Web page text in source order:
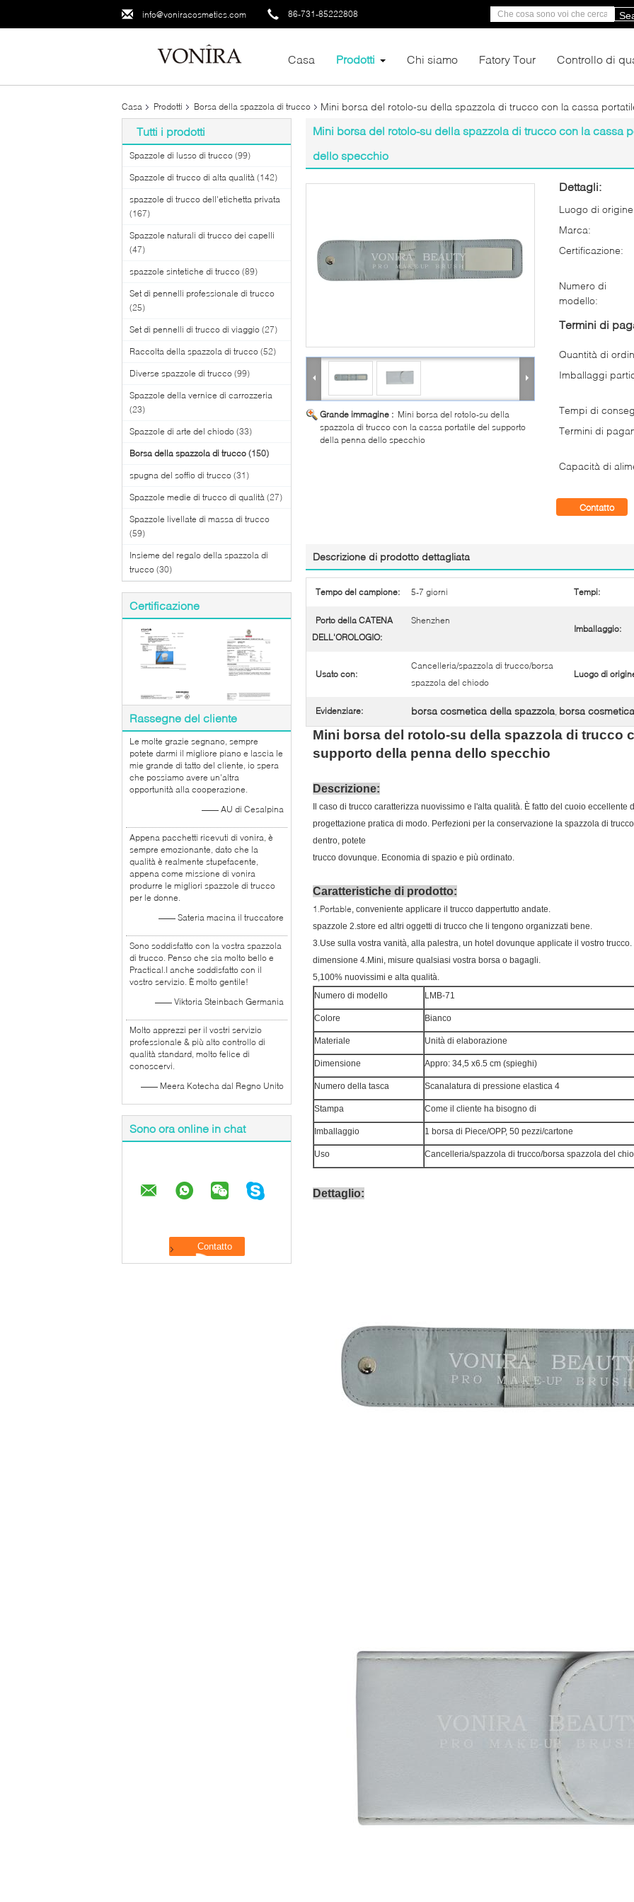
info@voniracosmetics.com 86-731-85222808
Casa Prodotti Chi siamo Fatory Tour Controllo di
Casa Prodotti Borsa della spazzola di trucco Mini borsa del rotolo-su della spazzola di trucco con la cassa
Tutti i prodotti
Spazzole di lusso di trucco (99)
Spazzole di trucco di alta qualità (142)
spazzole di trucco dell'etichetta privata
(167)
Spazzole naturali di trucco dei capelli
(47)
spazzole sintetiche di trucco (89)
Set di pennelli professionale di trucco
(25)
Set di pennelli di trucco di viaggio (27)
Raccolta della spazzola di trucco (52)
Diverse spazzole di trucco (99)
Spazzole della vernice di carrozzeria
(23)
Spazzole di arte del chiodo (33)
Borsa della spazzola di trucco (150)
spugna del soffio di trucco (31)
Spazzole medie di trucco di qualità (27)
Spazzole livellate di massa di trucco
(59)
Insieme del regalo della spazzola di
trucco (30)
Certificazione
Rassegne del cliente
Le molte grazie segnano, sempre
potete darmi il migliore piano e lascia le
mie grande di tatto del cliente, io spera
che possiamo avere un'altra
opportunità alla cooperazione.
—— AU di Cesalpina
Appena pacchetti ricevuti di vonira, è
sempre emozionante, dato che la
qualità è realmente stupefacente,
appena come missione di vonira
produrre le migliori spazzole di trucco
per le donne.
—— Sateria macina il truccatore
Sono soddisfatto con la vostra spazzola
di trucco. Penso che sia molto bello e
Practical.I anche soddisfatto con il
vostro servizio. È molto gentile!
—— Viktoria Steinbach Germania
Molto apprezzi per il vostri servizio
professionale & più alto controllo di
qualità standard, molto felice di
conoscervi.
—— Meera Kotecha dal Regno Unito
Sono ora online in chat
Mini borsa del rotolo-su della spazzola di trucco con la cassa
dello specchio
Grande immagine : Mini borsa del rotolo-su della
spazzola di trucco con la cassa portatile del supporto
della penna dello specchio
Dettagli:
Luogo di
Marca:
Certificazione:
Numero di
modello:
Termini di
Quantità di
Imballaggi
Tempi di
Termini di
Capacità di
Contatto
Descrizione di prodotto dettagliata
Tempo del campione: 5-7 giorni Tempi:
Porto della CATENA
DELL'OROLOGIO:
Shenzhen
Imballaggio:
Usato con:
Cancelleria/spazzola di trucco/borsa
spazzola del chiodo
Luogo di
Evidenziare: borsa cosmetica della spazzola, borsa
Mini borsa del rotolo-su della spazzola di trucco
supporto della penna dello specchio
Descrizione:
Il caso di trucco caratterizza nuovissimo e l'alta qualità. È fatto del cuoio
progettazione pratica di modo. Perfezioni per la conservazione la spazzola di
dentro, potete
trucco dovunque. Economia di spazio e più ordinato.
Caratteristiche di prodotto:
1.Portable, conveniente applicare il trucco dappertutto andate.
spazzole 2.store ed altri oggetti di trucco che li tengono organizzati bene.
3.Use sulla vostra vanità, alla palestra, un hotel dovunque applicate il vostro trucco.
dimensione 4.Mini, misure qualsiasi vostra borsa o bagagli.
5,100% nuovissimi e alta qualità.
Numero di modello
LMB-71
Colore Bianco
Materiale Unità di elaborazione
Dimensione Appro: 34,5 x6.5 cm (spieghi)
Numero della tasca Scanalatura di pressione elastica 4
Stampa Come il cliente ha bisogno di
Imballaggio 1 borsa di Piece/OPP, 50 pezzi/cartone
Uso Cancelleria/spazzola di trucco/borsa spazzola del
Dettaglio: